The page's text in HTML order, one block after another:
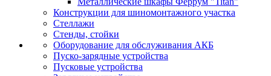
Конструкции для шиномонтажного участка
Стеллажи
Стенды, стойки
Оборудование для обслуживания АКБ
Пуско-зарядные устройства
Пусковые устройства